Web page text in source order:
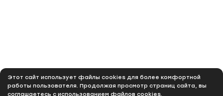
Этот сайт использует файлы cookies для более комфортной
работы пользователя. Продолжая просмотр страниц сайта, вы
соглашаетесь с использованием файлов cookies.